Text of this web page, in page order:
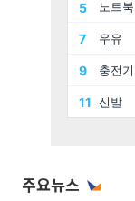
주요뉴스